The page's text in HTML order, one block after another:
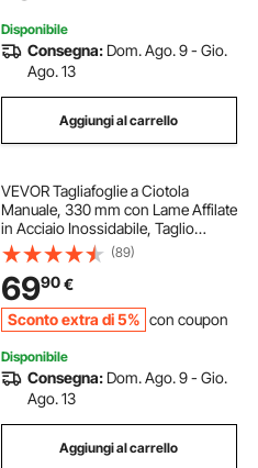
Disponibile
Consegna: Dom. Ago. 9 - Gio.
Ago. 13
Aggiungi al carrello
VEVOR Tagliafoglie a Ciotola
Manuale, 330 mm con Lame Affilate
in Acciaio Inossidabile, Taglio
Visivo, Tagliatrice Manuale per
Foglie Gemme a Umido e a Secco,
Taglio a Rotazione per Piante
(89)
6990€
Sconto extra di 5% con coupon
Disponibile
Consegna: Dom. Ago. 9 - Gio.
Ago. 13
Aggiungi al carrello